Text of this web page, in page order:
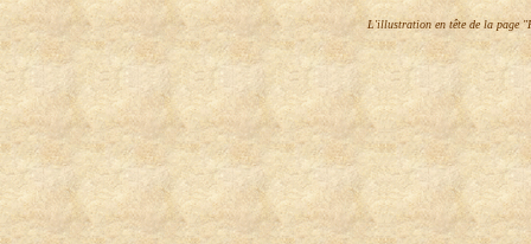
L'illustration en tête de la page